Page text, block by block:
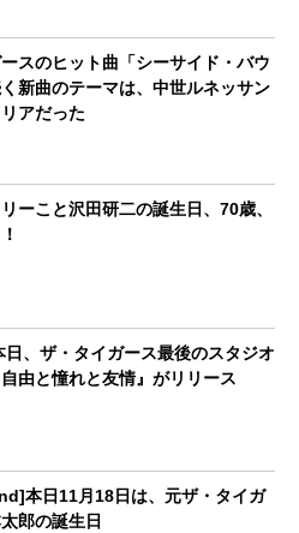
スのヒット曲「シーサイド・バウ
新曲のテーマは、中世ルネッサン
アだった
ーこと沢田研二の誕生日、70歳、
日、ザ・タイガース最後のスタジオ
由と憧れと友情』がリリース
本日11月18日は、元ザ・タイガ
郎の誕生日